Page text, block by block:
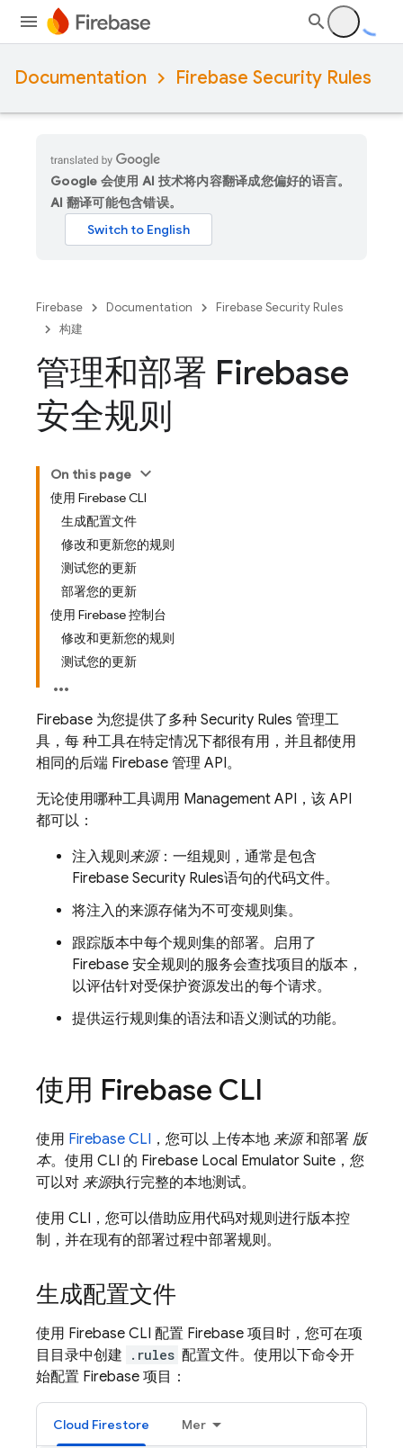
Documentation Firebase Security Rules
Google 会使用 AI 技术将内容翻译成您偏好的语言。
AI 翻译可能包含错误。
Firebase Documentation
Firebase Security Rules
构建
管理和部署 Firebase
安全规则
On this page
使用 Firebase CLI
生成配置文件
修改和更新您的规则
测试您的更新
部署您的更新
使用 Firebase 控制台
修改和更新您的规则
测试您的更新
Firebase 为您提供了多种 Security Rules 管理工
具，每 种工具在特定情况下都很有用，并且都使用
相同的后端 Firebase 管理 API。
无论使用哪种工具调用 Management API，该 API
都可以：
注入规则来源：一组规则，通常是包含
Firebase Security Rules语句的代码文件。
将注入的来源存储为不可变规则集。
跟踪版本中每个规则集的部署。启用了
Firebase 安全规则的服务会查找项目的版本，
以评估针对受保护资源发出的每个请求。
提供运行规则集的语法和语义测试的功能。
使用 Firebase CLI
使用 Firebase CLI ，您可以 上传本地 来源和部署 版
本。使用 CLI 的 Firebase Local Emulator Suite ，您
可以对 来源执行完整的本地测试。
使用 CLI，您可以借助应用代码对规则进行版本控
制，并在现有的部署过程中部署规则。
生成配置文件
使用 Firebase CLI 配置 Firebase 项目时，您可在项
目目录中创建
.rules 配置文件。使用以下命令开
始配置 Firebase 项目：
Cloud Firestore Mer